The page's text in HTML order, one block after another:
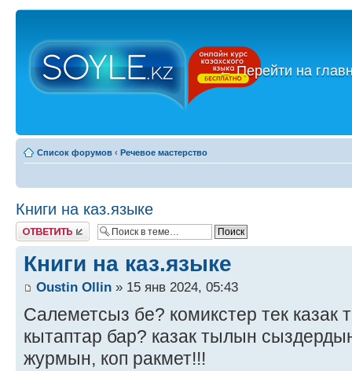
←Перейти на
Список форумов ‹ Речевое мастерство
Книги на каз.языке
Ответить
Книги на каз.языке
Oustin Ollin » 15 янв 2024, 05:43
Салеметсыз бе? комикстер тек
кытаптар бар? казак тылын
журмын, коп ракмет!!!